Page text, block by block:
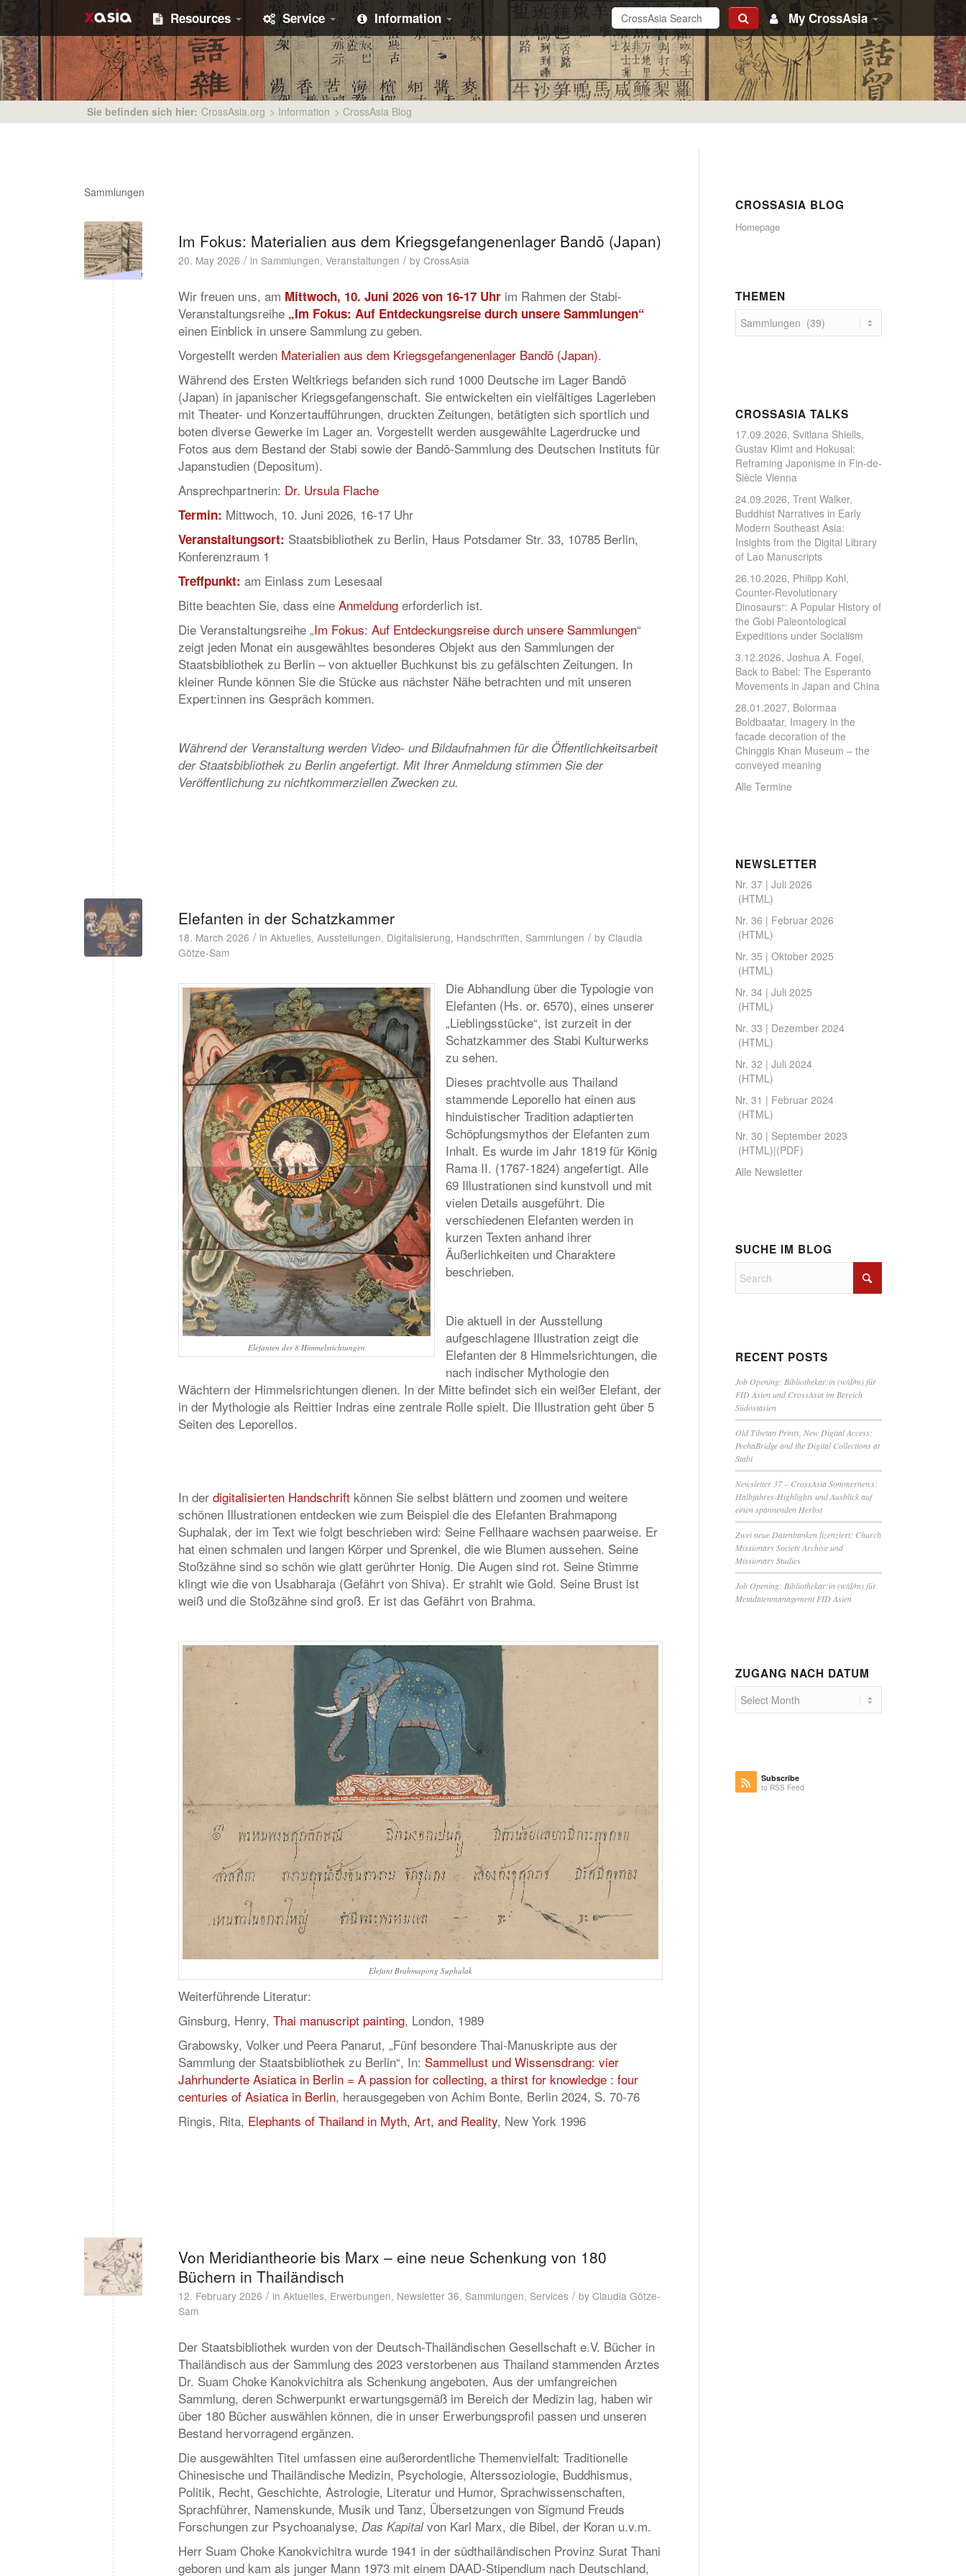
Resources Service Information My CrossAsia
Sie befinden sich hier: CrossAsia.org > Information > CrossAsia Blog
Sammlungen
Im Fokus: Materialien aus dem Kriegsgefangenenlager Bandō (Japan)
20. May 2026 / in Sammlungen, Veranstaltungen / by CrossAsia
Wir freuen uns, am Mittwoch, 10. Juni 2026 von 16-17 Uhr im Rahmen der Stabi-
Veranstaltungsreihe „Im Fokus: Auf Entdeckungsreise durch unsere Sammlungen“
einen Einblick in unsere Sammlung zu geben.
Vorgestellt werden Materialien aus dem Kriegsgefangenenlager Bandō (Japan).
Während des Ersten Weltkriegs befanden sich rund 1000 Deutsche im Lager Bandō
(Japan) in japanischer Kriegsgefangenschaft. Sie entwickelten ein vielfältiges Lagerleben
mit Theater- und Konzertaufführungen, druckten Zeitungen, betätigten sich sportlich und
boten diverse Gewerke im Lager an. Vorgestellt werden ausgewählte Lagerdrucke und
Fotos aus dem Bestand der Stabi sowie der Bandō-Sammlung des Deutschen Instituts für
Japanstudien (Depositum).
Ansprechpartnerin: Dr. Ursula Flache
Termin: Mittwoch, 10. Juni 2026, 16-17 Uhr
Veranstaltungsort: Staatsbibliothek zu Berlin, Haus Potsdamer Str. 33, 10785 Berlin,
Konferenzraum 1
Treffpunkt: am Einlass zum Lesesaal
Bitte beachten Sie, dass eine Anmeldung erforderlich ist.
Die Veranstaltungsreihe „Im Fokus: Auf Entdeckungsreise durch unsere Sammlungen“
zeigt jeden Monat ein ausgewähltes besonderes Objekt aus den Sammlungen der
Staatsbibliothek zu Berlin – von aktueller Buchkunst bis zu gefälschten Zeitungen. In
kleiner Runde können Sie die Stücke aus nächster Nähe betrachten und mit unseren
Expert:innen ins Gespräch kommen.
Während der Veranstaltung werden Video- und Bildaufnahmen für die Öffentlichkeitsarbeit
der Staatsbibliothek zu Berlin angefertigt. Mit Ihrer Anmeldung stimmen Sie der
Veröffentlichung zu nichtkommerziellen Zwecken zu.
Elefanten in der Schatzkammer
18. March 2026 / in Aktuelles, Ausstellungen, Digitalisierung, Handschriften, Sammlungen / by Claudia
Götze-Sam
Elefanten der 8 Himmelsrichtungen
Die Abhandlung über die Typologie von
Elefanten (Hs. or. 6570), eines unserer
„Lieblingsstücke“, ist zurzeit in der
Schatzkammer des Stabi Kulturwerks
zu sehen.
Dieses prachtvolle aus Thailand
stammende Leporello hat einen aus
hinduistischer Tradition adaptierten
Schöpfungsmythos der Elefanten zum
Inhalt. Es wurde im Jahr 1819 für König
Rama II. (1767-1824) angefertigt. Alle
69 Illustrationen sind kunstvoll und mit
vielen Details ausgeführt. Die
verschiedenen Elefanten werden in
kurzen Texten anhand ihrer
Äußerlichkeiten und Charaktere
beschrieben.
Die aktuell in der Ausstellung
aufgeschlagene Illustration zeigt die
Elefanten der 8 Himmelsrichtungen, die
nach indischer Mythologie den
Wächtern der Himmelsrichtungen dienen. In der Mitte befindet sich ein weißer Elefant, der
in der Mythologie als Reittier Indras eine zentrale Rolle spielt. Die Illustration geht über 5
Seiten des Leporellos.
In der digitalisierten Handschrift können Sie selbst blättern und zoomen und weitere
schönen Illustrationen entdecken wie zum Beispiel die des Elefanten Brahmapong
Suphalak, der im Text wie folgt beschrieben wird: Seine Fellhaare wachsen paarweise. Er
hat einen schmalen und langen Körper und Sprenkel, die wie Blumen aussehen. Seine
Stoßzähne sind so schön wie glatt gerührter Honig. Die Augen sind rot. Seine Stimme
klingt wie die von Usabharaja (Gefährt von Shiva). Er strahlt wie Gold. Seine Brust ist
weiß und die Stoßzähne sind groß. Er ist das Gefährt von Brahma.
Elefant Brahmapong Suphalak
Weiterführende Literatur:
Ginsburg, Henry, Thai manuscript painting, London, 1989
Grabowsky, Volker und Peera Panarut, „Fünf besondere Thai-Manuskripte aus der
Sammlung der Staatsbibliothek zu Berlin“, In: Sammellust und Wissensdrang: vier
Jahrhunderte Asiatica in Berlin = A passion for collecting, a thirst for knowledge : four
centuries of Asiatica in Berlin, herausgegeben von Achim Bonte, Berlin 2024, S. 70-76
Ringis, Rita, Elephants of Thailand in Myth, Art, and Reality, New York 1996
Von Meridiantheorie bis Marx – eine neue Schenkung von 180
Büchern in Thailändisch
12. February 2026 / in Aktuelles, Erwerbungen, Newsletter 36, Sammlungen, Services / by Claudia Götze-
Sam
Der Staatsbibliothek wurden von der Deutsch-Thailändischen Gesellschaft e.V. Bücher in
Thailändisch aus der Sammlung des 2023 verstorbenen aus Thailand stammenden Arztes
Dr. Suam Choke Kanokvichitra als Schenkung angeboten. Aus der umfangreichen
Sammlung, deren Schwerpunkt erwartungsgemäß im Bereich der Medizin lag, haben wir
über 180 Bücher auswählen können, die in unser Erwerbungsprofil passen und unseren
Bestand hervorragend ergänzen.
Die ausgewählten Titel umfassen eine außerordentliche Themenvielfalt: Traditionelle
Chinesische und Thailändische Medizin, Psychologie, Alterssoziologie, Buddhismus,
Politik, Recht, Geschichte, Astrologie, Literatur und Humor, Sprachwissenschaften,
Sprachführer, Namenskunde, Musik und Tanz, Übersetzungen von Sigmund Freuds
Forschungen zur Psychoanalyse, Das Kapitalvon Karl Marx, die Bibel, der Koran u.v.m.
Herr Suam Choke Kanokvichitra wurde 1941 in der südthailändischen Provinz Surat Thani
geboren und kam als junger Mann 1973 mit einem DAAD-Stipendium nach Deutschland,
CROSSASIA BLOG
Homepage
THEMEN
CROSSASIA TALKS
17.09.2026, Svitlana Shiells,
Gustav Klimt and Hokusai:
Reframing Japonisme in Fin-de-
Siècle Vienna
24.09.2026, Trent Walker,
Buddhist Narratives in Early
Modern Southeast Asia:
Insights from the Digital Library
of Lao Manuscripts
26.10.2026, Philipp Kohl,
Counter-Revolutionary
Dinosaurs“: A Popular History of
the Gobi Paleontological
Expeditions under Socialism
3.12.2026, Joshua A. Fogel,
Back to Babel: The Esperanto
Movements in Japan and China
28.01.2027, Bolormaa
Boldbaatar, Imagery in the
facade decoration of the
Chinggis Khan Museum – the
conveyed meaning
Alle Termine
NEWSLETTER
Nr. 37 | Juli 2026
(HTML)
Nr. 36 | Februar 2026
(HTML)
Nr. 35 | Oktober 2025
(HTML)
Nr. 34 | Juli 2025
(HTML)
Nr. 33 | Dezember 2024
(HTML)
Nr. 32 | Juli 2024
(HTML)
Nr. 31 | Februar 2024
(HTML)
Nr. 30 | September 2023
(HTML)|(PDF)
Alle Newsletter
SUCHE IM BLOG
RECENT POSTS
Job Opening: Bibliothekar:in (w/d/m) für
FID Asien und CrossAsia im Bereich
Südostasien
Old Tibetan Prints, New Digital Access:
PechaBridge and the Digital Collections at
Stabi
Newsletter 37 – CrossAsia Sommernews:
Halbjahres-Highlights und Ausblick auf
einen spannenden Herbst
Zwei neue Datenbanken lizenziert: Church
Missionary Society Archive und
Missionary Studies
Job Opening: Bibliothekar:in (w/d/m) für
Metadatenmanagement FID Asien
ZUGANG NACH DATUM
Subscribe
to RSS Feed